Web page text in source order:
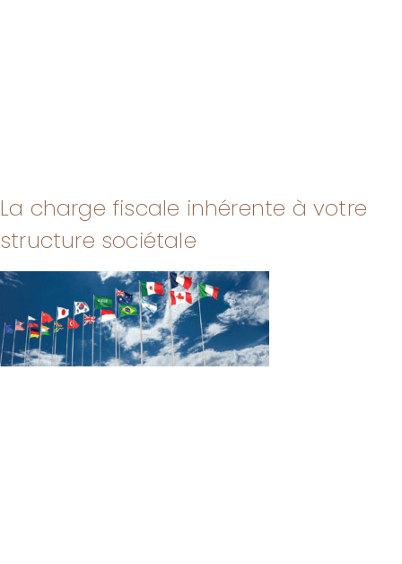
La charge fiscale inhérente à votre
structure sociétale